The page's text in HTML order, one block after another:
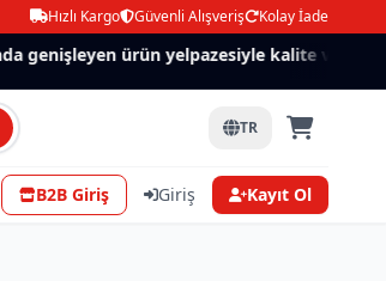
Hızlı Kargo Güvenli Alışveriş Kolay İade
genişleyen ürün yelpazesiyle kalite ve
TR
B2B Giriş Giriş Kayıt Ol